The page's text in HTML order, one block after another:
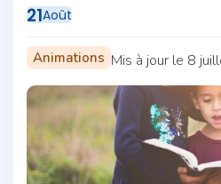
21Août
Animations Mis à jour le 8